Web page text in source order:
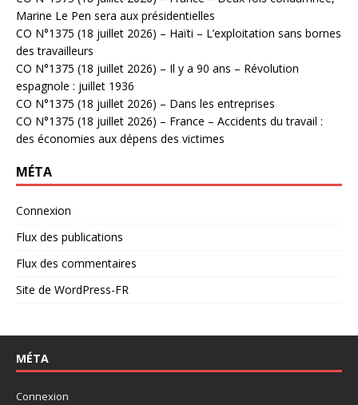
Marine Le Pen sera aux présidentielles
CO N°1375 (18 juillet 2026) – Haïti – L’exploitation sans bornes
des travailleurs
CO N°1375 (18 juillet 2026) – Il y a 90 ans – Révolution
espagnole : juillet 1936
CO N°1375 (18 juillet 2026) – Dans les entreprises
CO N°1375 (18 juillet 2026) – France – Accidents du travail :
des économies aux dépens des victimes
MÉTA
Connexion
Flux des publications
Flux des commentaires
Site de WordPress-FR
MÉTA
Connexion